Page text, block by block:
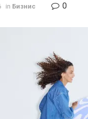
in Бизнис 0